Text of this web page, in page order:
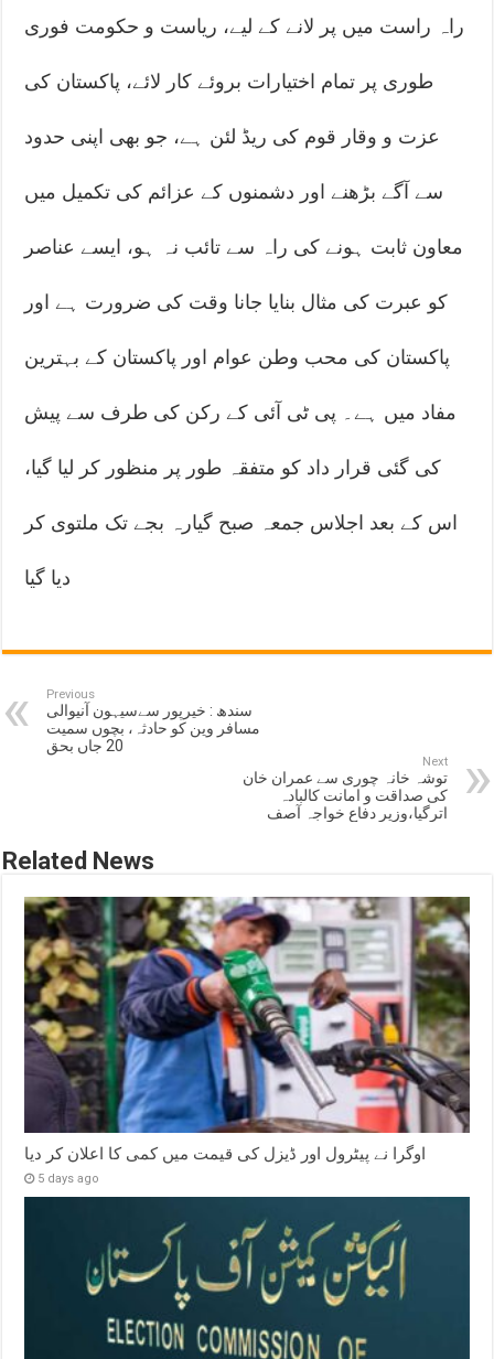
راہ راست میں پر لانے کے لیے، ریاست و حکومت فوری
طوری پر تمام اختیارات بروئے کار لائے، پاکستان کی
عزت و وقار قوم کی ریڈ لئن ہے، جو بھی اپنی حدود
سے آگے بڑھنے اور دشمنوں کے عزائم کی تکمیل میں
معاون ثابت ہونے کی راہ سے تائب نہ ہو، ایسے عناصر
کو عبرت کی مثال بنایا جانا وقت کی ضرورت ہے اور
پاکستان کی محب وطن عوام اور پاکستان کے بہترین
مفاد میں ہے۔ پی ٹی آئی کے رکن کی طرف سے پیش
کی گئی قرار داد کو متفقہ طور پر منظور کر لیا گیا،
اس کے بعد اجلاس جمعہ صبح گیارہ بجے تک ملتوی کر
دیا گیا
Previous
سندھ : خیرپور سےسیہون آنیوالی
مسافر وین کو حادثہ، بچوں سمیت
20 جاں بحق
Next
توشہ خانہ چوری سے عمران خان
کی صداقت و امانت کالبادہ
اترگیا،وزیر دفاع خواجہ آصف
Related News
اوگرا نے پیٹرول اور ڈیزل کی قیمت میں کمی کا اعلان کر دیا
5 days ago